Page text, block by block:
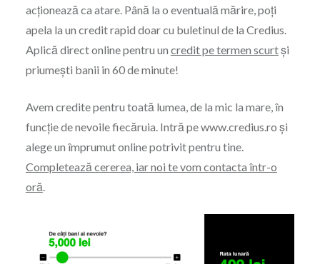
acționează ca atare. Până la o eventuală mărire, poți
apela la un credit rapid doar cu buletinul de la Credius.
Aplică direct online pentru un credit pe termen scurtși
priumești banii in 60 de minute!
Avem credite pentru toată lumea, de la mic la mare, în
funcție de nevoile fiecăruia. Intră pe www.credius.ro și
alege un împrumut online potrivit pentru tine.
Completează cererea, iar noi te vom contacta într-o
oră